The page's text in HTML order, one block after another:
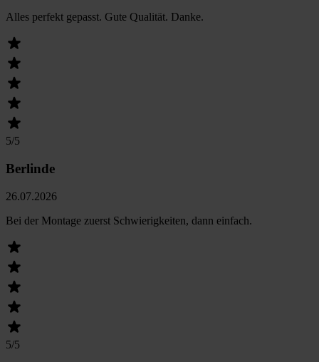
Alles perfekt gepasst. Gute Qualität. Danke.
5/5
Berlinde
26.07.2026
Bei der Montage zuerst Schwierigkeiten, dann einfach.
5/5